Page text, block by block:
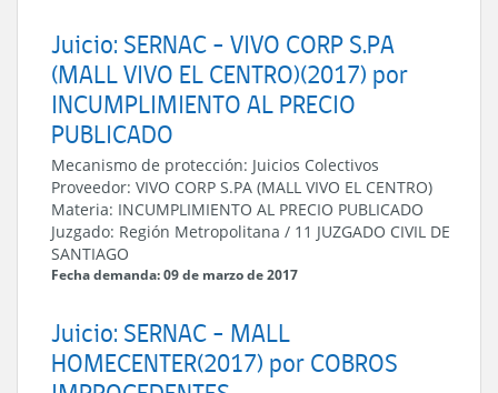
Juicio: SERNAC - VIVO CORP S.PA
(MALL VIVO EL CENTRO)(2017) por
INCUMPLIMIENTO AL PRECIO
PUBLICADO
Mecanismo de protección: Juicios Colectivos
Proveedor: VIVO CORP S.PA (MALL VIVO EL CENTRO)
Materia: INCUMPLIMIENTO AL PRECIO PUBLICADO
Juzgado: Región Metropolitana / 11 JUZGADO CIVIL DE
SANTIAGO
Fecha demanda: 09 de marzo de 2017
Juicio: SERNAC - MALL
HOMECENTER(2017) por COBROS